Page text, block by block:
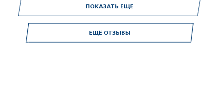
ЕЩЁ ОТЗЫВЫ
ПОКАЗАТЬ ЕЩЕ